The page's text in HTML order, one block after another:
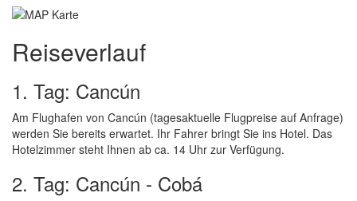
Reiseverlauf
1. Tag: Cancún
Am Flughafen von Cancún (tagesaktuelle Flugpreise auf Anfrage)
werden Sie bereits erwartet. Ihr Fahrer bringt Sie ins Hotel. Das
Hotelzimmer steht Ihnen ab ca. 14 Uhr zur Verfügung.
2. Tag: Cancún - Cobá